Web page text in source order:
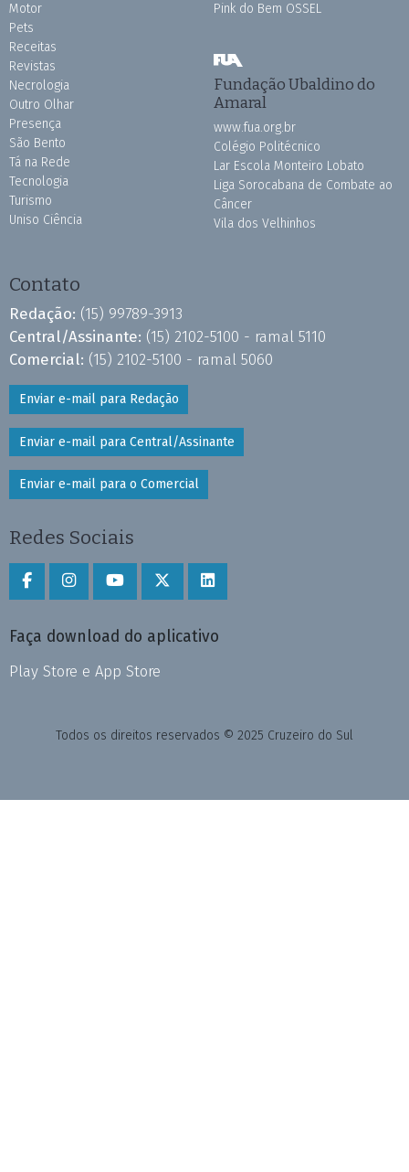
Motor
Pets
Receitas
Revistas
Necrologia
Outro Olhar
Presença
São Bento
Tá na Rede
Tecnologia
Turismo
Uniso Ciência
Pink do Bem OSSEL
Fundação Ubaldino do
Amaral
www.fua.org.br
Colégio Politécnico
Lar Escola Monteiro Lobato
Liga Sorocabana de Combate ao
Câncer
Vila dos Velhinhos
Contato
Redação: (15) 99789-3913
Central/Assinante: (15) 2102-5100 - ramal 5110
Comercial: (15) 2102-5100 - ramal 5060
Enviar e-mail para Redação
Enviar e-mail para Central/Assinante
Enviar e-mail para o Comercial
Redes Sociais
Faça download do aplicativo
Play Store e App Store
Todos os direitos reservados © 2025 Cruzeiro do Sul